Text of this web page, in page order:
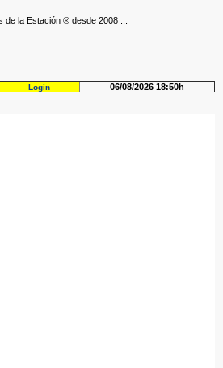
la Estación ® desde 2008 ...
Login 06/08/2026 18:50h